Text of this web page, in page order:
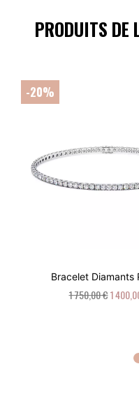
PRODUITS DE
Bracelet Diamants
1 750,00 €1
-20%